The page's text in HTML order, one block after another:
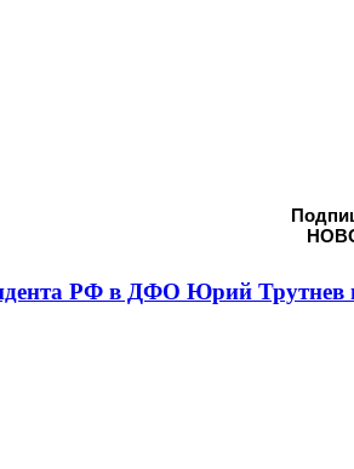
РФ в ДФО Юрий Трутнев